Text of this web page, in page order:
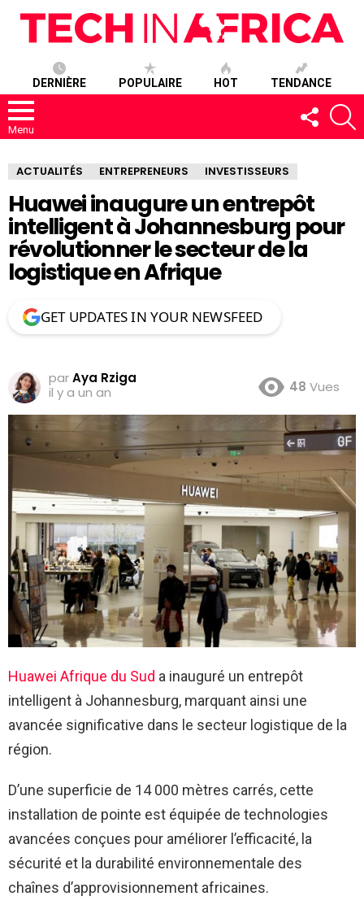
DERNIÈRE POPULAIRE HOT TENDANCE
Menu
SUIVEZ-
NOUS
ACTUALITÉS ENTREPRENEURS INVESTISSEURS
Huawei inaugure un entrepôt
intelligent à Johannesburg pour
révolutionner le secteur de la
logistique en Afrique
GET UPDATES IN YOUR NEWSFEED
parAya Rziga
il y a un an
48 Vues
Huawei Afrique du Sud a inauguré un entrepôt
intelligent à Johannesburg, marquant ainsi une
avancée significative dans le secteur logistique de la
région.
D’une superficie de 14 000 mètres carrés, cette
installation de pointe est équipée de technologies
avancées conçues pour améliorer l’efficacité, la
sécurité et la durabilité environnementale des
chaînes d’approvisionnement africaines.